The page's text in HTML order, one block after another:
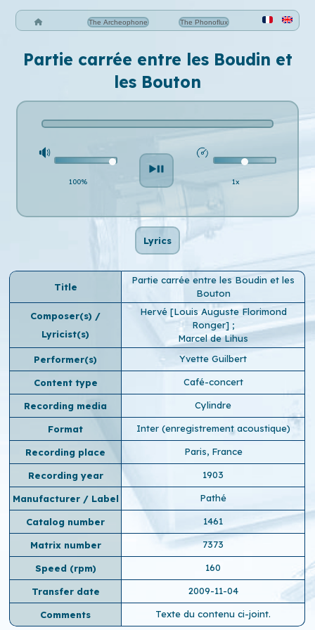
The Archeophone The Phonoflux
Partie carrée entre les Boudin et
les Bouton
100% 1x
Lyrics
Title
Partie carrée entre les Boudin et les
Bouton
Composer(s) /
Lyricist(s)
Hervé [Louis Auguste Florimond
Ronger] ;
Marcel de Lihus
Performer(s)
Yvette Guilbert
Content type Café-concert
Recording media Cylindre
Format Inter (enregistrement acoustique)
Recording place Paris, France
Recording year 1903
Manufacturer / Label Pathé
Catalog number 1461
Matrix number 7373
Speed ​​(rpm) 160
Transfer date 2009-11-04
Comments Texte du contenu ci-joint.